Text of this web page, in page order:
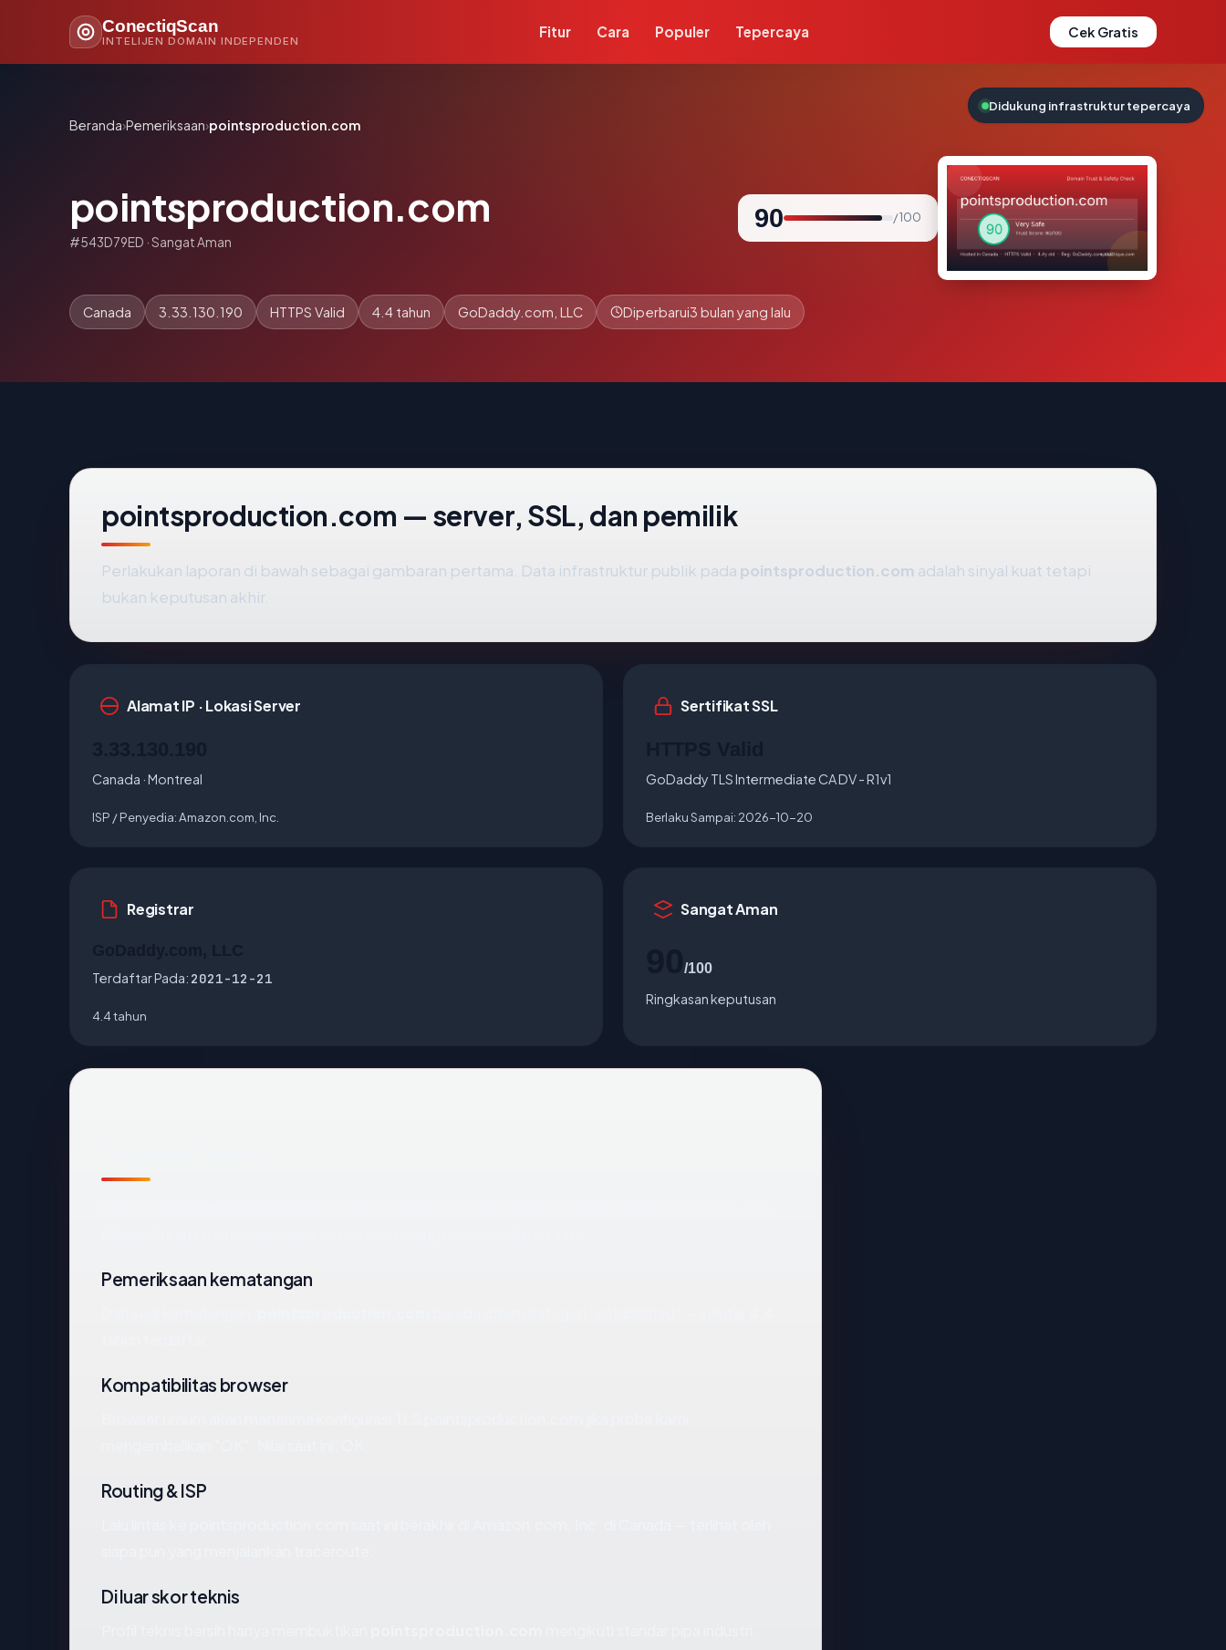
ConectiqScan
INTELIJEN DOMAIN INDEPENDEN
Fitur Cara Populer Tepercaya Cek Gratis
Beranda›Pemeriksaan›pointsproduction.com
pointsproduction.com
#543D79ED · Sangat Aman
90 / 100
Canada 3.33.130.190 HTTPS Valid 4.4 tahun GoDaddy.com, LLC Diperbarui3 bulan yang lalu
pointsproduction.com — server, SSL, dan pemilik
Perlakukan laporan di bawah sebagai gambaran pertama. Data infrastruktur publik pada pointsproduction.com adalah sinyal kuat tetapi
bukan keputusan akhir.
Alamat IP · Lokasi Server
Canada · Montreal
ISP / Penyedia:Amazon.com, Inc.
Sertifikat SSL
GoDaddy TLS Intermediate CA DV - R1v1
Berlaku Sampai: 2026-10-20
Registrar
Terdaftar Pada: 2021-12-21
4.4 tahun
Sangat Aman
/100
Ringkasan keputusan
Pemeriksaan kematangan
Kompatibilitas browser
Routing & ISP
Di luar skor teknis
Didukung infrastruktur tepercaya